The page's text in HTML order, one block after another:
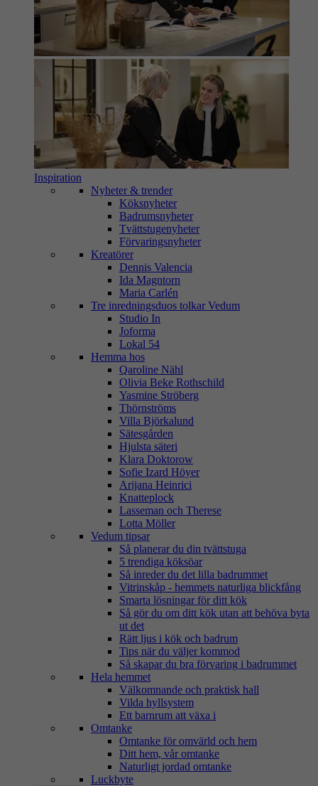
Inspiration
Nyheter & trender
Köksnyheter
Badrumsnyheter
Tvättstugenyheter
Förvaringsnyheter
Kreatörer
Dennis Valencia
Ida Magntorn
Maria Carlén
Tre inredningsduos tolkar Vedum
Studio In
Joforma
Lokal 54
Hemma hos
Qaroline Nähl
Olivia Beke Rothschild
Yasmine Ströberg
Thörnströms
Villa Björkalund
Sätesgården
Hjulsta säteri
Klara Doktorow
Sofie Izard Höyer
Arijana Heinrici
Knatteplock
Lasseman och Therese
Lotta Möller
Vedum tipsar
Så planerar du din tvättstuga
5 trendiga köksöar
Så inreder du det lilla badrummet
Vitrinskåp - hemmets naturliga blickfång
Smarta lösningar för ditt kök
Så gör du om ditt kök utan att behöva byta
ut det
Rätt ljus i kök och badrum
Tips när du väljer kommod
Så skapar du bra förvaring i badrummet
Hela hemmet
Välkomnande och praktisk hall
Vilda hyllsystem
Ett barnrum att växa i
Omtanke
Omtanke för omvärld och hem
Ditt hem, vår omtanke
Naturligt jordad omtanke
Luckbyte